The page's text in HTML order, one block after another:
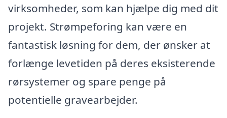
virksomheder, som kan hjælpe dig med dit
projekt. Strømpeforing kan være en
fantastisk løsning for dem, der ønsker at
forlænge levetiden på deres eksisterende
rørsystemer og spare penge på
potentielle gravearbejder.